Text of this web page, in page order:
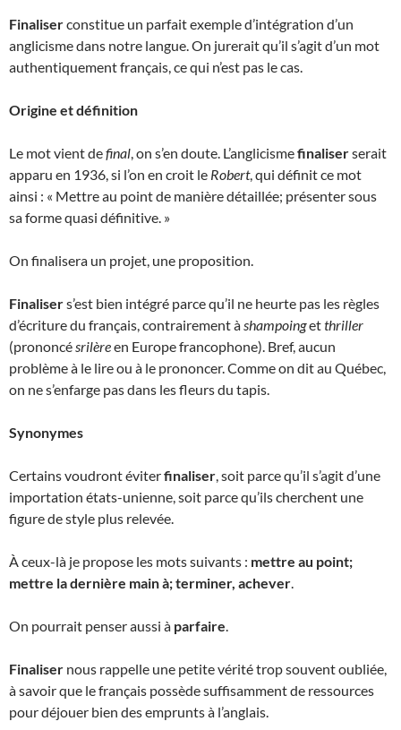
Finaliserconstitue un parfait exemple d’intégration d’un
anglicisme dans notre langue. On jurerait qu’il s’agit d’un mot
authentiquement français, ce qui n’est pas le cas.
Origine et définition
Le mot vient definal, on s’en doute. L’anglicismefinaliserserait
apparu en 1936, si l’on en croit le Robert, qui définit ce mot
ainsi : « Mettre au point de manière détaillée; présenter sous
sa forme quasi définitive. »
On finalisera un projet, une proposition.
Finalisers’est bien intégré parce qu’il ne heurte pas les règles
d’écriture du français, contrairement àshampoingetthriller
(prononcésrilèreen Europe francophone). Bref, aucun
problème à le lire ou à le prononcer. Comme on dit au Québec,
on ne s’enfarge pas dans les fleurs du tapis.
Synonymes
Certains voudront éviterfinaliser, soit parce qu’il s’agit d’une
importation états-unienne, soit parce qu’ils cherchent une
figure de style plus relevée.
À ceux-là je propose les mots suivants : mettre au point;
mettre la dernière main à; terminer, achever.
On pourrait penser aussi à parfaire.
Finaliser nous rappelle une petite vérité trop souvent oubliée,
à savoir que le français possède suffisamment de ressources
pour déjouer bien des emprunts à l’anglais.